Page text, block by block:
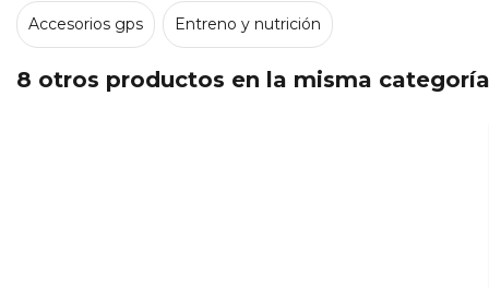
Accesorios gps Entreno y nutrición
8 otros productos en la misma